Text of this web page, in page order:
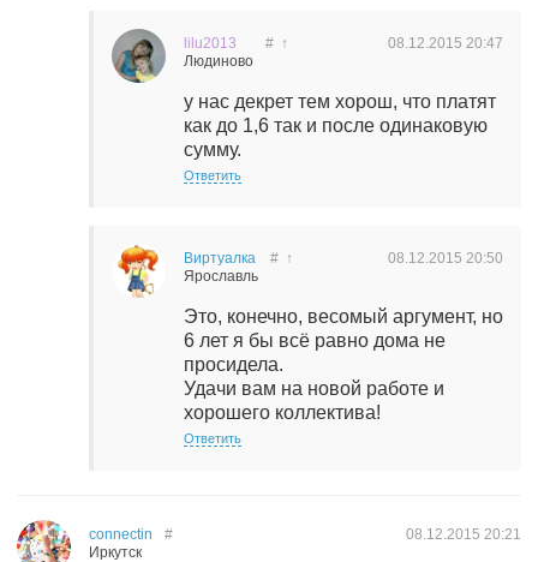
lilu2013
Людиново
08.12.2015 20:47
# ↑
у нас декрет тем хорош, что платят
как до 1,6 так и после одинаковую
сумму.
Ответить
Виртуалка
Ярославль
08.12.2015 20:50
# ↑
Это, конечно, весомый аргумент, но
6 лет я бы всё равно дома не
просидела.
Удачи вам на новой работе и
хорошего коллектива!
Ответить
connectin
Иркутск
08.12.2015 20:21
#